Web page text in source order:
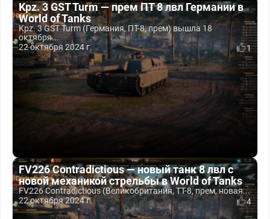
Kpz. 3 GST Turm — прем ПТ 8 лвл Германии в
World of Tanks
Kpz. 3 GST Turm (Германия, ПТ-8, прем) вышла 18
октября...
22 октября 2024 г.
1
FV226 Contradictious — новый танк 8 лвл с
новой механикой стрельбы в World of Tanks
FV226 Contradictious (Великобритания, ТТ-8, прем, новая...
22 октября 2024 г.
4